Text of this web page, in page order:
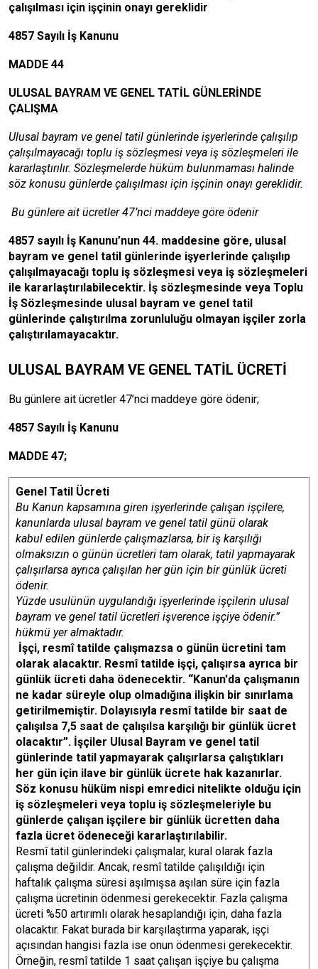
çalışılması için işçinin onayı gereklidir
4857 Sayılı İş Kanunu
MADDE 44
ULUSAL BAYRAM VE GENEL TATİL GÜNLERİNDE
ÇALIŞMA
Ulusal bayram ve genel tatil günlerinde işyerlerinde çalışılıp
çalışılmayacağı toplu iş sözleşmesi veya iş sözleşmeleri ile
kararlaştırılır. Sözleşmelerde hüküm bulunmaması halinde
söz konusu günlerde çalışılması için işçinin onayı gereklidir.
Bu günlere ait ücretler 47’nci maddeye göre ödenir
4857 sayılı İş Kanunu’nun 44. maddesine göre, ulusal
bayram ve genel tatil günlerinde işyerlerinde çalışılıp
çalışılmayacağı toplu iş sözleşmesi veya iş sözleşmeleri
ile kararlaştırılabilecektir. İş sözleşmesinde veya Toplu
İş Sözleşmesinde ulusal bayram ve genel tatil
günlerinde çalıştırılma zorunluluğu olmayan işçiler zorla
çalıştırılamayacaktır.
ULUSAL BAYRAM VE GENEL TATİL ÜCRETİ
Bu günlere ait ücretler 47’nci maddeye göre ödenir;
4857 Sayılı İş Kanunu
MADDE 47;
Genel Tatil Ücreti
Bu Kanun kapsamına giren işyerlerinde çalışan işçilere,
kanunlarda ulusal bayram ve genel tatil günü olarak
kabul edilen günlerde çalışmazlarsa, bir iş karşılığı
olmaksızın o günün ücretleri tam olarak, tatil yapmayarak
çalışırlarsa ayrıca çalışılan her gün için bir günlük ücreti
ödenir.
Yüzde usulünün uygulandığı işyerlerinde işçilerin ulusal
bayram ve genel tatil ücretleri işverence işçiye ödenir.”
hükmü yer almaktadır.
İşçi, resmî tatilde çalışmazsa o günün ücretini tam
olarak alacaktır. Resmî tatilde işçi, çalışırsa ayrıca bir
günlük ücreti daha ödenecektir. “Kanun'da çalışmanın
ne kadar süreyle olup olmadığına ilişkin bir sınırlama
getirilmemiştir. Dolayısıyla resmî tatilde bir saat de
çalışılsa 7,5 saat de çalışılsa karşılığı bir günlük ücret
olacaktır”. İşçiler Ulusal Bayram ve genel tatil
günlerinde tatil yapmayarak çalışırlarsa çalıştıkları
her gün için ilave bir günlük ücrete hak kazanırlar.
Söz konusu hüküm nispi emredici nitelikte olduğu için
iş sözleşmeleri veya toplu iş sözleşmeleriyle bu
günlerde çalışan işçilere bir günlük ücretten daha
fazla ücret ödeneceği kararlaştırılabilir.
Resmî tatil günlerindeki çalışmalar, kural olarak fazla
çalışma değildir. Ancak, resmî tatilde çalışıldığı için
haftalık çalışma süresi aşılmışsa aşılan süre için fazla
çalışma ücretinin ödenmesi gerekecektir. Fazla çalışma
ücreti %50 artırımlı olarak hesaplandığı için, daha fazla
olacaktır. Fakat burada bir karşılaştırma yaparak, işçi
açısından hangisi fazla ise onun ödenmesi gerekecektir.
Örneğin, resmî tatilde 1 saat çalışan işçiye bu çalışma